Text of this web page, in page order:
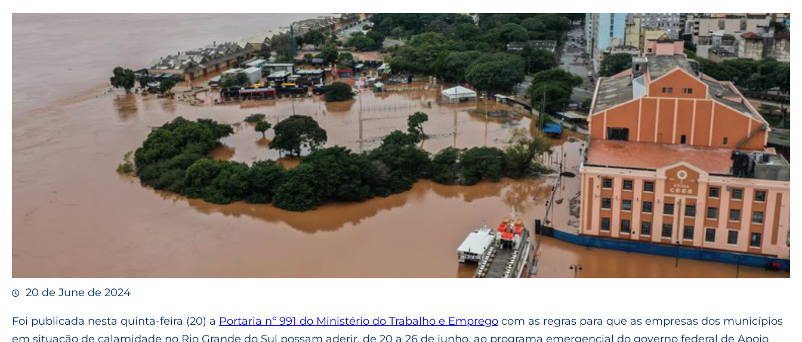
20 de June de 2024
Foi publicada nesta quinta-feira (20) a Portaria nº 991 do Ministério do Trabalho e Emprego com as regras para que as empresas dos municípios
em situação de calamidade no Rio Grande do Sul possam aderir, de 20 a 26 de junho, ao programa emergencial do governo federal de Apoio